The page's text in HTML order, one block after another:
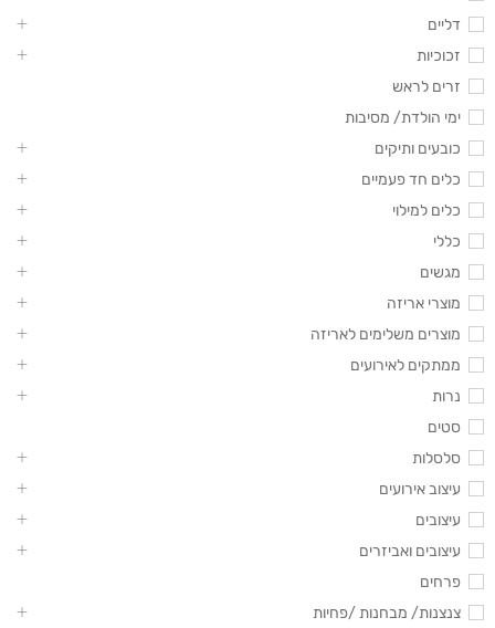
דליים
זכוכיות
זרים לראש
ימי הולדת/ מסיבות
כובעים ותיקים
כלים חד פעמיים
כלים למילוי
כללי
מגשים
מוצרי אריזה
מוצרים משלימים לאריזה
ממתקים לאירועים
נרות
סטים
סלסלות
עיצוב אירועים
עיצובים
עיצובים ואביזרים
פרחים
צנצנות/ מבחנות /פחיות